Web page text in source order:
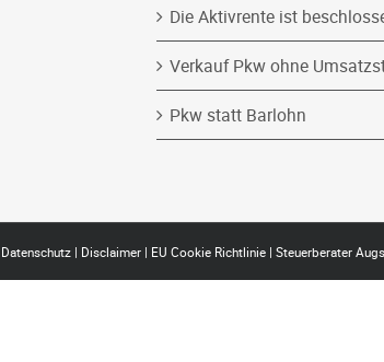
Die Aktivrente ist
Verkauf Pkw ohne
Pkw statt Barlohn
Datenschutz | Disclaimer | EU Cookie Richtlinie | Steuerberater